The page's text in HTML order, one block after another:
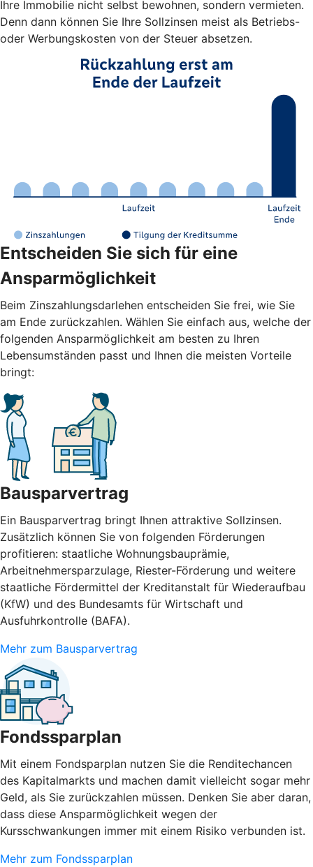
Ihre Immobilie nicht selbst bewohnen, sondern vermieten.
Denn dann können Sie Ihre Sollzinsen meist als Betriebs-
oder Werbungskosten von der Steuer absetzen.
Entscheiden Sie sich für eine
Ansparmöglichkeit
Beim Zinszahlungsdarlehen entscheiden Sie frei, wie Sie
am Ende zurückzahlen. Wählen Sie einfach aus, welche der
folgenden Ansparmöglichkeit am besten zu Ihren
Lebensumständen passt und Ihnen die meisten Vorteile
bringt:
Bausparvertrag
Ein Bausparvertrag bringt Ihnen attraktive Sollzinsen.
Zusätzlich können Sie von folgenden Förderungen
profitieren: staatliche Wohnungsbauprämie,
Arbeitnehmersparzulage, Riester-Förderung und weitere
staatliche Fördermittel der Kreditanstalt für Wiederaufbau
(KfW) und des Bundesamts für Wirtschaft und
Ausfuhrkontrolle (BAFA).
Mehr zum Bausparvertrag
Fondssparplan
Mit einem Fondsparplan nutzen Sie die Renditechancen
des Kapitalmarkts und machen damit vielleicht sogar mehr
Geld, als Sie zurückzahlen müssen. Denken Sie aber daran,
dass diese Ansparmöglichkeit wegen der
Kursschwankungen immer mit einem Risiko verbunden ist.
Mehr zum Fondssparplan